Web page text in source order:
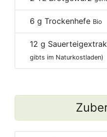
6 g Trockenhefe Bio
12 g
gibts im Naturkostladen)